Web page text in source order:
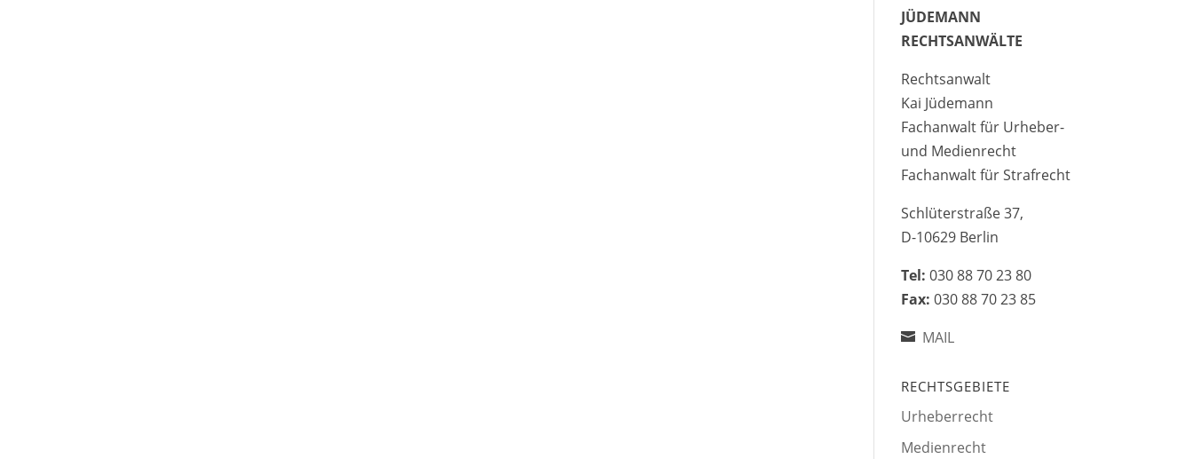
JÜDEMANN
RECHTSANWÄLTE
Rechtsanwalt
Kai Jüdemann
Fachanwalt für Urheber-
und Medienrecht
Fachanwalt für Strafrecht
Schlüterstraße 37,
D-10629 Berlin
Tel: 030 88 70 23 80
Fax: 030 88 70 23 85
MAIL
RECHTSGEBIETE
Urheberrecht
Medienrecht